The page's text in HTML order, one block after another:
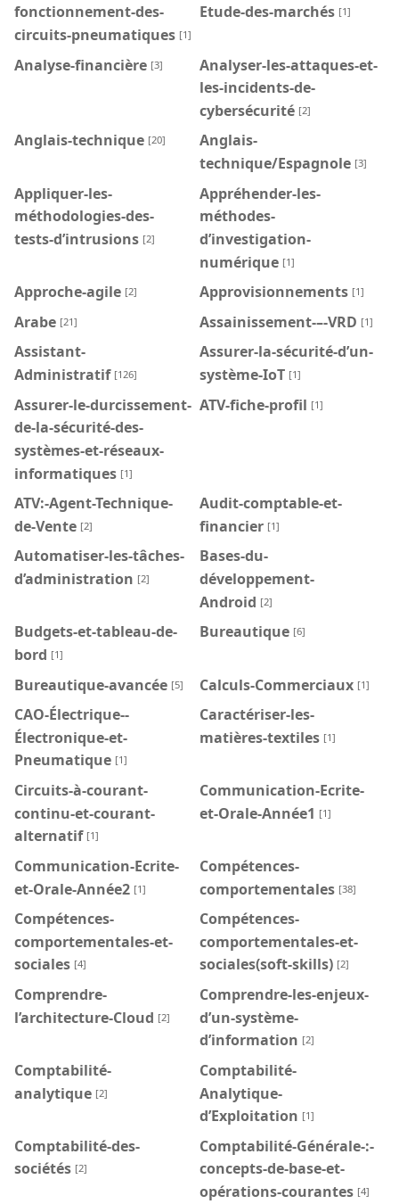
fonctionnement-des-
circuits-pneumatiques [1]
Etude-des-marchés [1]
Analyse-financière [3]
Analyser-les-attaques-et-
les-incidents-de-
cybersécurité [2]
Anglais-technique [20]
Anglais-
technique/Espagnole [3]
Appliquer-les-
méthodologies-des-
tests-d’intrusions [2]
Appréhender-les-
méthodes-
d’investigation-
numérique [1]
Approche-agile [2] Approvisionnements [1]
Arabe [21] Assainissement-–-VRD [1]
Assistant-
Administratif [126]
Assurer-la-sécurité-d’un-
système-IoT [1]
Assurer-le-durcissement-
de-la-sécurité-des-
systèmes-et-réseaux-
informatiques [1]
ATV-fiche-profil [1]
ATV:-Agent-Technique-
de-Vente [2]
Audit-comptable-et-
financier [1]
Automatiser-les-tâches-
d’administration [2]
Bases-du-
développement-
Android [2]
Budgets-et-tableau-de-
bord [1]
Bureautique [6]
Bureautique-avancée [5] Calculs-Commerciaux [1]
CAO-Électrique--
Électronique-et-
Pneumatique [1]
Caractériser-les-
matières-textiles [1]
Circuits-à-courant-
continu-et-courant-
alternatif [1]
Communication-Ecrite-
et-Orale-Année1 [1]
Communication-Ecrite-
et-Orale-Année2 [1]
Compétences-
comportementales [38]
Compétences-
comportementales-et-
sociales [4]
Compétences-
comportementales-et-
sociales(soft-skills) [2]
Comprendre-
l’architecture-Cloud [2]
Comprendre-les-enjeux-
d’un-système-
d’information [2]
Comptabilité-
analytique [2]
Comptabilité-
Analytique-
d’Exploitation [1]
Comptabilité-des-
sociétés [2]
Comptabilité-Générale-:-
concepts-de-base-et-
opérations-courantes [4]